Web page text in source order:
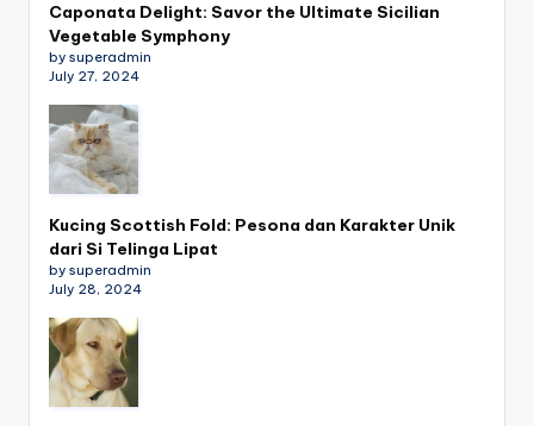
Caponata Delight: Savor the Ultimate Sicilian
Vegetable Symphony
by superadmin
July 27, 2024
Kucing Scottish Fold: Pesona dan Karakter Unik
dari Si Telinga Lipat
by superadmin
July 28, 2024